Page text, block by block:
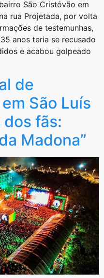
São Cristóvão em
rua Projetada, por volta
de testemunhas,
anos teria se recusado
e acabou golpeado
de
São Luís
fãs:
Madona”